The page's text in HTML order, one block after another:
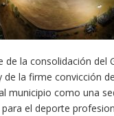
de la consolidación del
de la firme convicción de
municipio como una
el deporte